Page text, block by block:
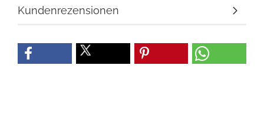
Kundenrezensionen